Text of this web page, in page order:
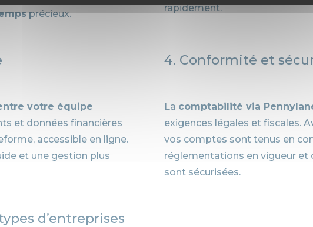
précieux.
rapidement.
votre équipe
et données financières
accessible en ligne.
et une gestion plus
4. Conformité et
La comptabilité via
exigences légales et fiscales.
vos comptes sont tenus en
réglementations en vigueur et
sont sécurisées.
d’entreprises